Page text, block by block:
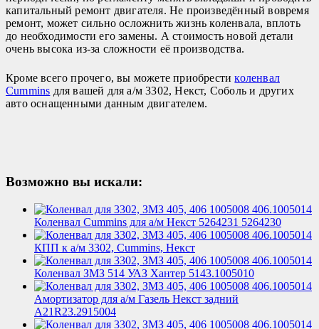
капитальный ремонт двигателя. Не произведённый вовремя
ремонт, может сильно осложнить жизнь коленвала, вплоть
до необходимости его замены. А стоимость новой детали
очень высока из-за сложности её производства.
Кроме всего прочего, вы можете приобрестиколенвал
Cummins для вашей для а/м 3302, Некст, Соболь и других
авто оснащенными данным двигателем.
Возможно вы искали:
Коленвал Cummins для а/м Некст 5264231 5264230
КПП к а/м 3302, Cummins, Некст
Коленвал ЗМЗ 514 УАЗ Хантер 5143.1005010
Амортизатор для а/м Газель Некст задний
А21R23.2915004